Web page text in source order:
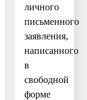
личного
письменного
заявления,
написанного
в
свободной
форме